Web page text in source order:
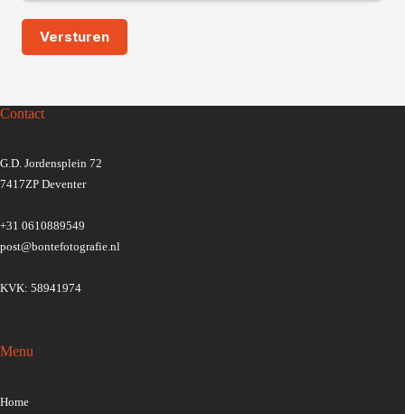
Contact
G.D. Jordensplein 72
7417ZP Deventer
+31 0610889549
post@bontefotografie.nl
KVK: 58941974
Menu
Home